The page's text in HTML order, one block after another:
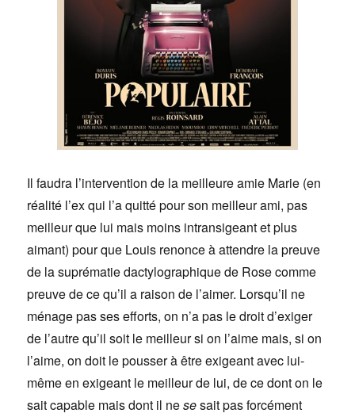
Il faudra l’intervention de la meilleure amie Marie (en
réalité l’ex qui l’a quitté pour son meilleur ami, pas
meilleur que lui mais moins intransigeant et plus
aimant) pour que Louis renonce à attendre la preuve
de la suprématie dactylographique de Rose comme
preuve de ce qu’il a raison de l’aimer. Lorsqu’il ne
ménage pas ses efforts, on n’a pas le droit d’exiger
de l’autre qu’il soit le meilleur si on l’aime mais, si on
l’aime, on doit le pousser à être exigeant avec lui-
même en exigeant le meilleur de lui, de ce dont on le
sait capable mais dont il nesesait pas forcément